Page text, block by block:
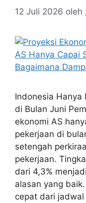
12 Juli 2026 oleh
Indonesia Hanya
di Bulan Juni
ekonomi AS
pekerjaan di
setengah
pekerjaan.
dari 4,3%
alasan yang
cepat dari